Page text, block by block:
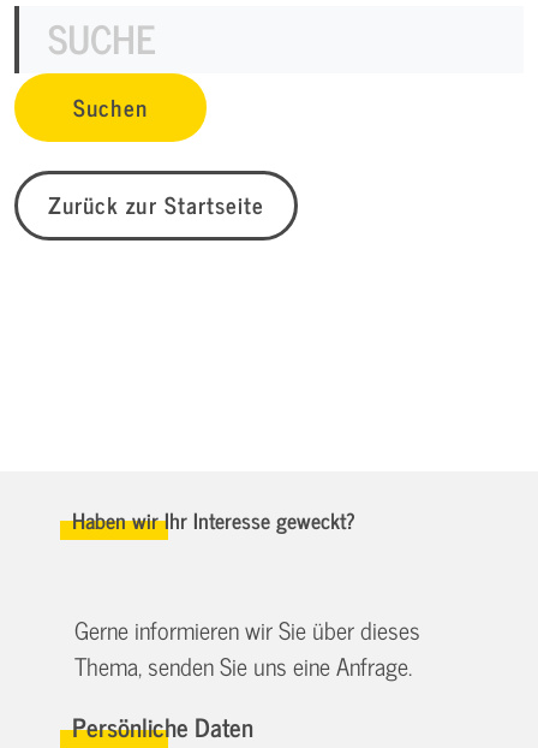
Zurück zur Startseite
Haben wir Ihr Interesse geweckt?
Gerne informieren wir Sie über dieses
Thema, senden Sie uns eine Anfrage.
Persönliche Daten